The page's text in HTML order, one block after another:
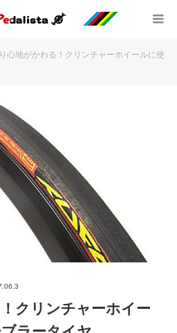
心地がかわる！クリンチャーホイールに使
クリンチャーホイー